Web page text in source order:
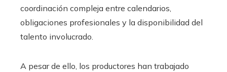
coordinación compleja entre calendarios,
obligaciones profesionales y la disponibilidad del
talento involucrado.
A pesar de ello, los productores han trabajado